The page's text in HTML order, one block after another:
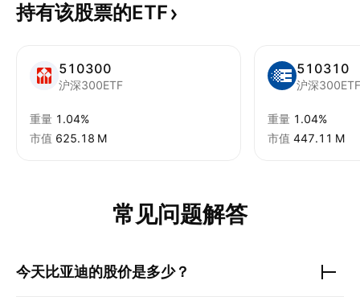
持有该股票的ETF
510300
沪深300ETF
重量 1.04%
市值 ‪625.18 M‬
510310
沪深
重量 1.04%
市值 ‪447.11 M‬
常见问题解答
今天比亚迪的股价是多少？